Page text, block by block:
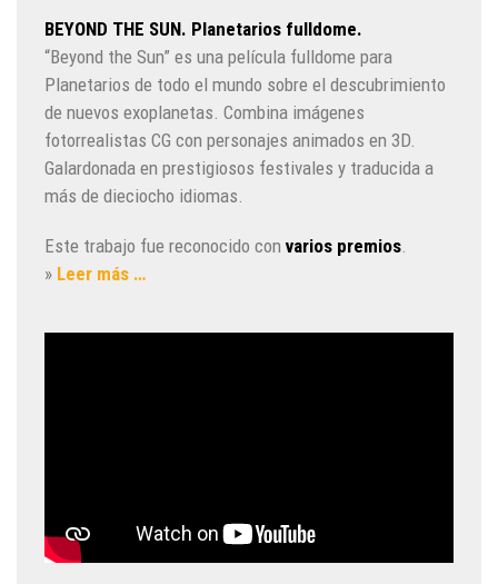
BEYOND THE SUN. Planetarios fulldome.
“Beyond the Sun” es una película fulldome para
Planetarios de todo el mundo sobre el descubrimiento
de nuevos exoplanetas. Combina imágenes
fotorrealistas CG con personajes animados en 3D.
Galardonada en prestigiosos festivales y traducida a
más de dieciocho idiomas.
Este trabajo fue reconocido con varios premios.
» Leer más …